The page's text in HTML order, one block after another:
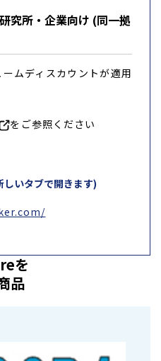
究所・企業向け (同一拠
ムディスカウントが適用
をご参照ください
しいタブで開きます)
を
品